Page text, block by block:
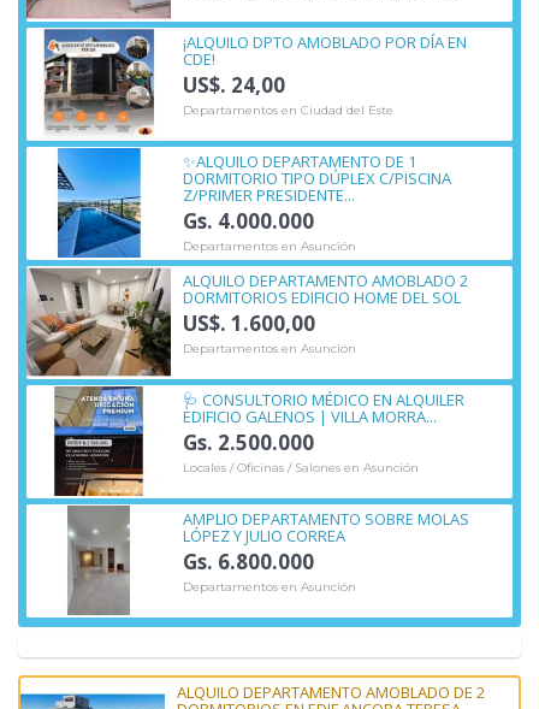
¡ALQUILO DPTO AMOBLADO POR DÍA EN
CDE!
US$. 24,00
Departamentos en Ciudad del Este
✨ALQUILO DEPARTAMENTO DE 1
DORMITORIO TIPO DÚPLEX C/PISCINA
Z/PRIMER PRESIDENTE...
Gs. 4.000.000
Departamentos en Asunción
ALQUILO DEPARTAMENTO AMOBLADO 2
DORMITORIOS EDIFICIO HOME DEL SOL
US$. 1.600,00
Departamentos en Asunción
🩺 CONSULTORIO MÉDICO EN ALQUILER
EDIFICIO GALENOS | VILLA MORRA...
Gs. 2.500.000
Locales / Oficinas / Salones en Asunción
AMPLIO DEPARTAMENTO SOBRE MOLAS
LÓPEZ Y JULIO CORREA
Gs. 6.800.000
Departamentos en Asunción
ALQUILO DEPARTAMENTO AMOBLADO DE 2